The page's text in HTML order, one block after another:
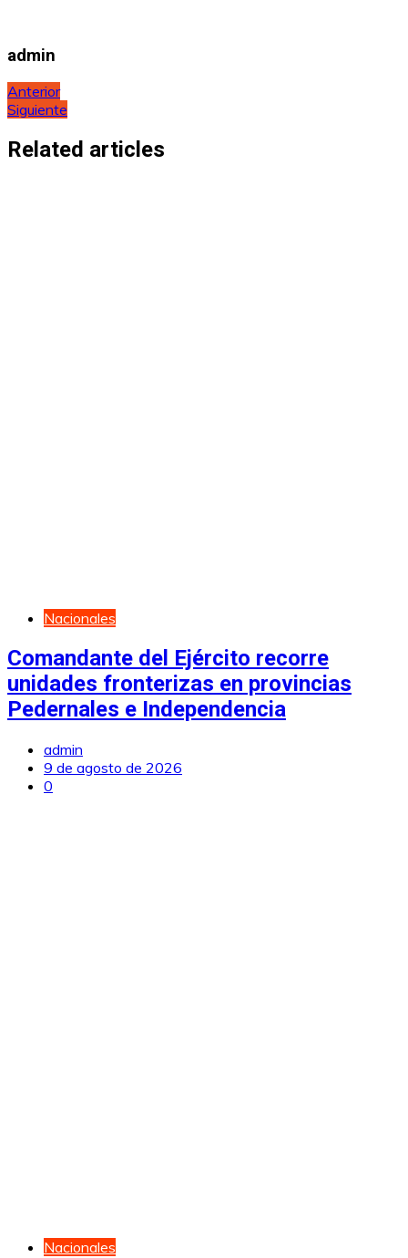
admin
Navegación
de
entradas
Anterior
Siguiente
Related articles
Nacionales
Comandante del Ejército recorre
unidades fronterizas en provincias
Pedernales e Independencia
admin
9 de agosto de 2026
0
Nacionales